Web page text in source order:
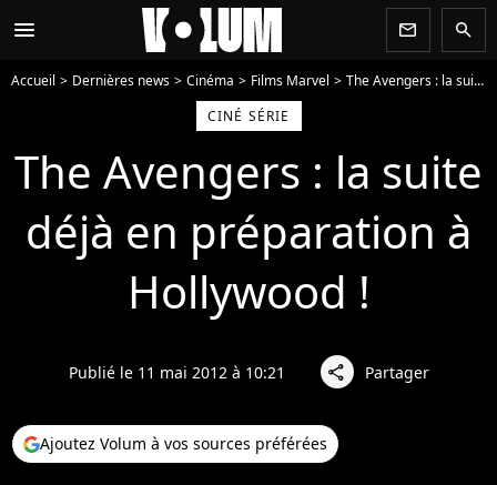
menu newsletter search
Accueil Dernières news Cinéma Films Marvel
The Avengers : la suite déjà en préparation à Hollywood !
CINÉ SÉRIE
The Avengers : la suite
déjà en préparation à
Hollywood !
Publié le 11 mai 2012 à 10:21 share Partager
Ajoutez Volum à vos sources préférées